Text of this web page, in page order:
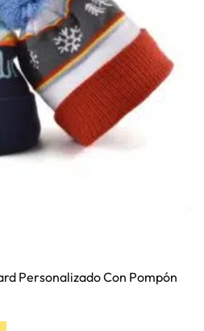
Personalizado Con Pompón